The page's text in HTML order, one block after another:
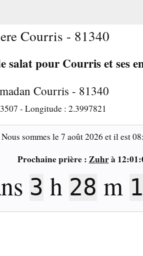
Courris - 81340
salat pour Courris et ses
Courris - 81340
- Longitude : 2.3997821
Nous sommes le7 août 2026 et il est
Prochaine prière : Zuhrà
3 h 28 m